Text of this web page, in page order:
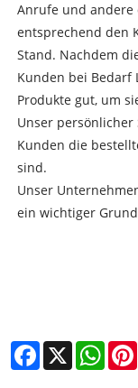
Anrufe und andere
entsprechend den
Stand. Nachdem
Kunden bei Bedarf
Produkte gut, um
Unser
Kunden die
sind.
Unser
ein wichtiger
Facebook
X